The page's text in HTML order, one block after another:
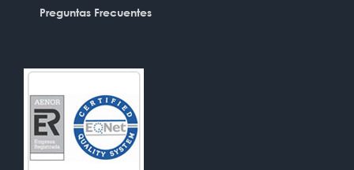
Preguntas Frecuentes